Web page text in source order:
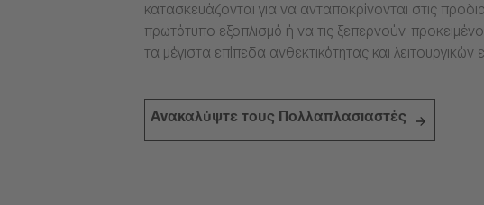
κατασκευάζονται για να ανταποκρίνονται στις
πρωτότυπο εξοπλισμό ή να τις ξεπερνούν,
τα μέγιστα επίπεδα ανθεκτικότητας και λειτουργικών
Ανακαλύψτε τους Πολλαπλασιαστές